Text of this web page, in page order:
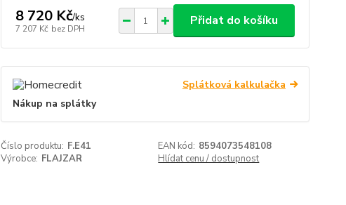
8 720 Kč/ks
7 207 Kč bez DPH
Přidat do košíku
Splátková kalkulačka
Nákup na splátky
Číslo produktu: F.E41 EAN kód: 8594073548108
Výrobce: FLAJZAR Hlídat cenu / dostupnost